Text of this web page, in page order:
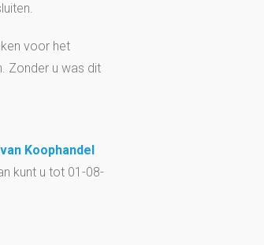
voor het
Zonder u was dit
Koophandel
kunt u tot 01-08-